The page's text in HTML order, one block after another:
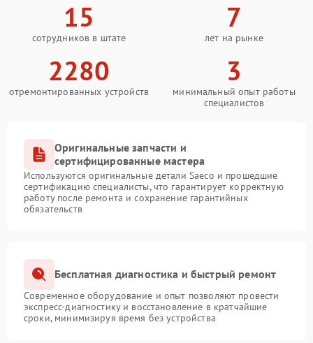
15
сотрудников в штате
7
лет на рынке
2280
отремонтированных устройств
3
минимальный опыт работы
специалистов
Оригинальные запчасти и
сертифицированные мастера
Используются оригинальные детали Saeco и прошедшие
сертификацию специалисты, что гарантирует корректную
работу после ремонта и сохранение гарантийных
обязательств
Бесплатная диагностика и быстрый ремонт
Современное оборудование и опыт позволяют провести
экспресс-диагностику и восстановление в кратчайшие
сроки, минимизируя время без устройства